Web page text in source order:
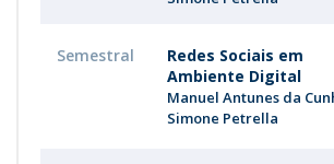
Semestral
Redes Sociais em
Ambiente Digital
Manuel Antunes da
Simone Petrella